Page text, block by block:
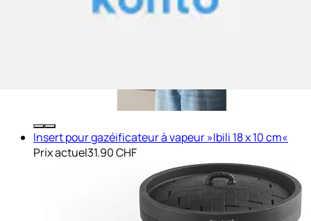
Insert pour gazéificateur à vapeur »Ibili 18 x 10 cm«
Prix actuel31.90 CHF